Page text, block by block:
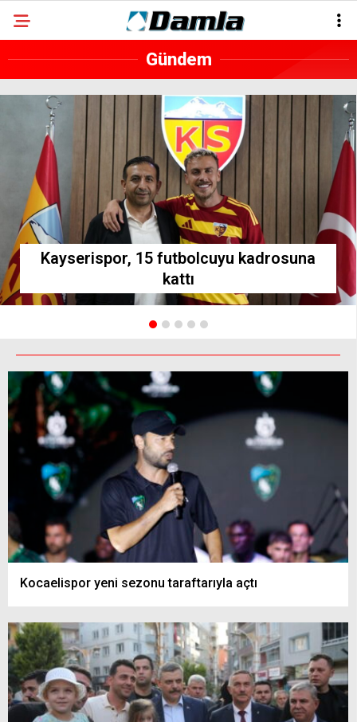
Gündem
Kayserispor, 15 futbolcuyu kadrosuna
kattı
Kocaelispor yeni sezonu taraftarıyla açtı